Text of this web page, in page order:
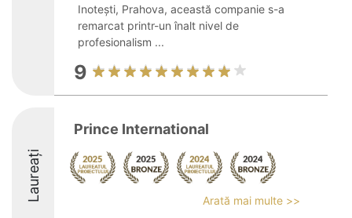
Inotești, Prahova, această companie s-a
remarcat printr-un înalt nivel de
profesionalism ...
9
Laureați
Prince International
Arată mai multe >>